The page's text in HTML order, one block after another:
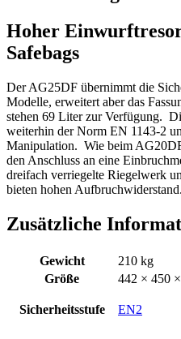
Hoher
Safebags
Der AG25DF übernimmt die
Modelle, erweitert aber das
stehen 69 Liter zur Verfügung.
weiterhin der Norm EN 1143‑2
Manipulation. Wie beim
den Anschluss an eine
dreifach verriegelte Riegelwerk
bieten hohen Aufbruchwiderstand.
Zusätzliche
Gewicht
210 kg
Größe
442 × 450
Sicherheitsstufe EN2